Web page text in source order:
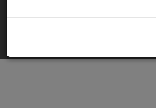
JAN 26, 2001 00:00